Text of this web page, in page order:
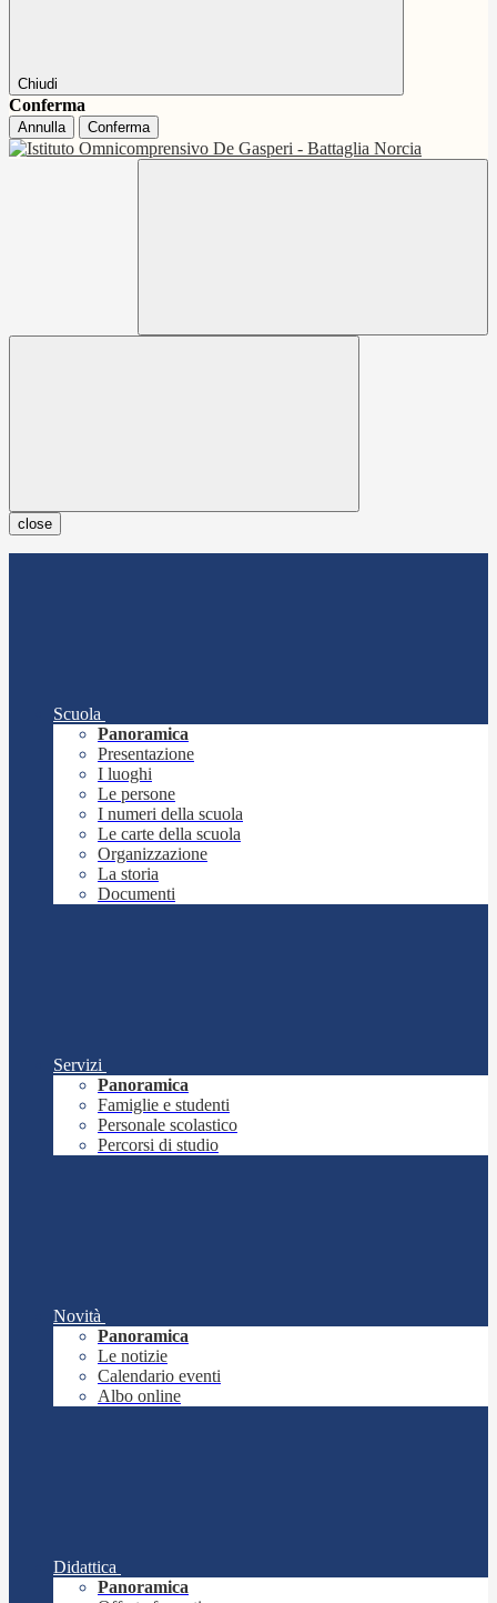
Chiudi
Conferma
Annulla Conferma
close
Scuola
Panoramica
Presentazione
I luoghi
Le persone
I numeri della scuola
Le carte della scuola
Organizzazione
La storia
Documenti
Servizi
Panoramica
Famiglie e studenti
Personale scolastico
Percorsi di studio
Novità
Panoramica
Le notizie
Calendario eventi
Albo online
Didattica
Panoramica